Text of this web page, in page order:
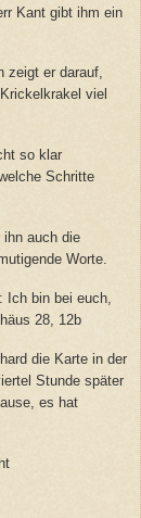
Kant gibt ihm ein
zeigt er darauf,
viel
so klar
Schritte
ihn auch die
Worte.
Ich bin bei euch,
28, 12b
die Karte in der
Stunde später
es hat